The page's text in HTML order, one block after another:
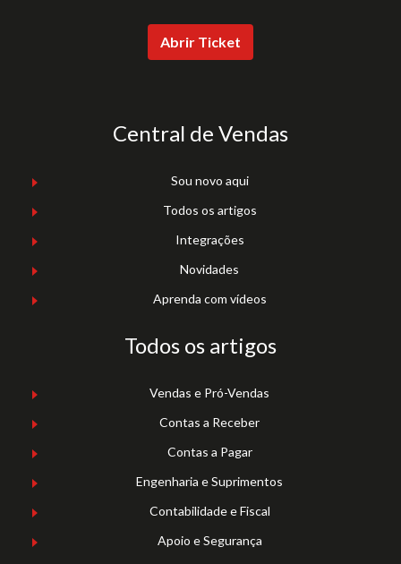
Abrir Ticket
Central de Vendas
Sou novo aqui
Todos os artigos
Integrações
Novidades
Aprenda com vídeos
Todos os artigos
Vendas e Pró-Vendas
Contas a Receber
Contas a Pagar
Engenharia e Suprimentos
Contabilidade e Fiscal
Apoio e Segurança